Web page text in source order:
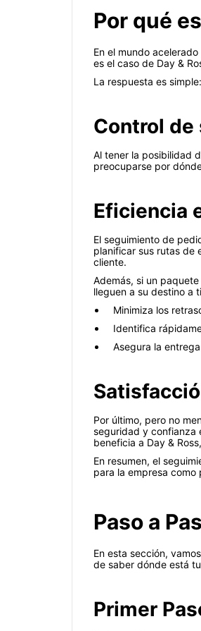
Por qué
En el mundo
es el caso de Day &
La respuesta es
Control de
Al tener la posibilidad
preocuparse por
Eficiencia
El seguimiento de
planificar sus rutas de
cliente.
Además, si un
lleguen a su destino a
Minimiza los
Identifica
Asegura la
Por último, pero no
seguridad y confianza
beneficia a Day &
En resumen, el
para la empresa como
Paso a
En esta sección,
de saber dónde está
Primer